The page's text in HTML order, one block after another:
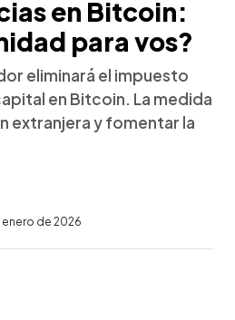
en Bitcoin:
para vos?
eliminará el impuesto
en Bitcoin. La medida
extranjera y fomentar la
de 2026